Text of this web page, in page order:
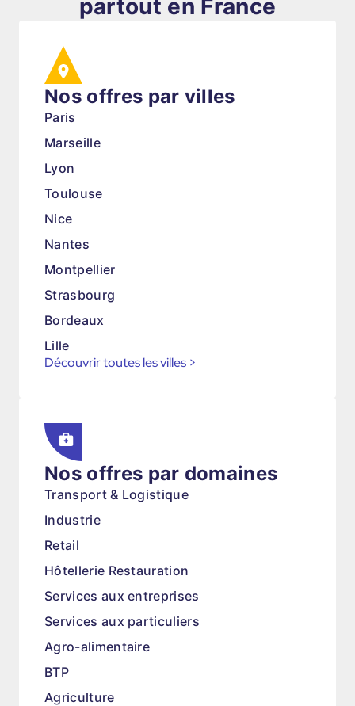
partout en France
Nos offres par villes
Paris
Marseille
Lyon
Toulouse
Nice
Nantes
Montpellier
Strasbourg
Bordeaux
Lille
Découvrir toutes les villes >
Nos offres par domaines
Transport & Logistique
Industrie
Retail
Hôtellerie Restauration
Services aux entreprises
Services aux particuliers
Agro-alimentaire
BTP
Agriculture